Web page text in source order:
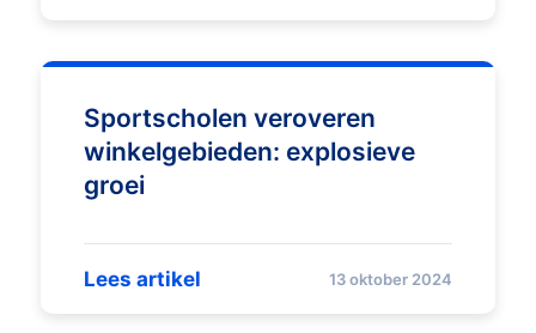
Sportscholen veroveren
winkelgebieden: explosieve
groei
Lees artikel 13 oktober 2024